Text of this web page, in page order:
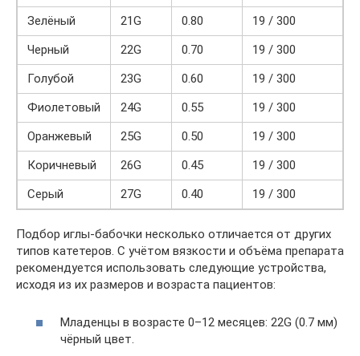
Зелёный
21G 0.80
19 / 300
Черный
22G 0.70
19 / 300
Голубой
23G 0.60
19 / 300
Фиолетовый
24G 0.55
19 / 300
Оранжевый
25G 0.50
19 / 300
Коричневый
26G 0.45
19 / 300
Серый
27G 0.40 19 / 300
Подбор иглы-бабочки несколько отличается от других
типов катетеров. С учётом вязкости и объёма препарата
рекомендуется использовать следующие устройства,
исходя из их размеров и возраста пациентов:
Младенцы в возрасте 0–12 месяцев: 22G (0.7 мм)
чёрный цвет.